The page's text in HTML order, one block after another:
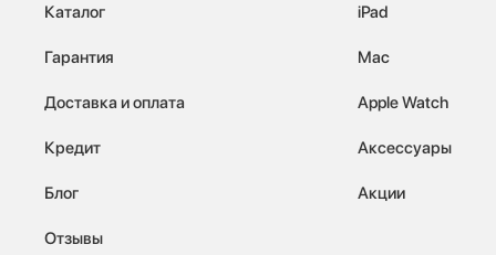
Каталог
Гарантия
Доставка и оплата
Кредит
Блог
Отзывы
iPad
Mac
Apple Watch
Аксессуары
Акции